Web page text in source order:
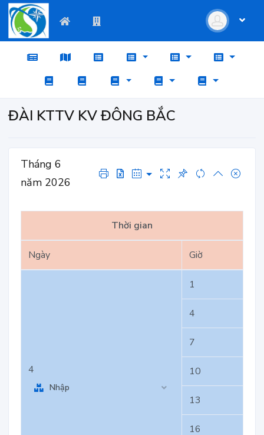
ĐÀI KTTV KV ĐÔNG BẮC
Tháng 6
năm 2026
Thời gian
Ngày Giờ
4
Nhập
1
4
7
10
13
16